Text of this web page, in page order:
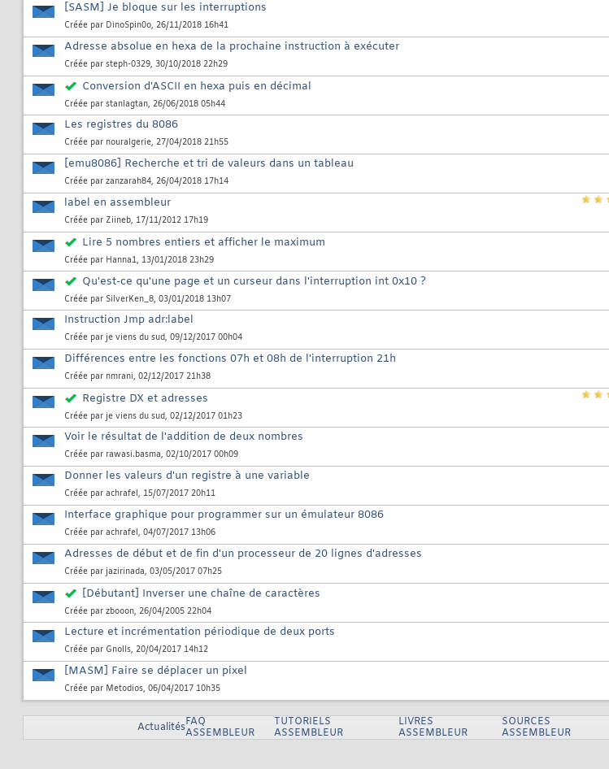
[SASM] Je bloque sur les interruptions
Créée par DinoSpin0o, 26/11/2018 16h41
Adresse absolue en hexa de la prochaine instruction à exécuter
Créée par steph-0329, 30/10/2018 22h29
Conversion d'ASCII en hexa puis en décimal
Créée par stanlagtan, 26/06/2018 05h44
Les registres du 8086
Créée par nouralgerie, 27/04/2018 21h55
[emu8086] Recherche et tri de valeurs dans un tableau
Créée par zanzarah84, 26/04/2018 17h14
label en assembleur
Créée par Ziineb, 17/11/2012 17h19
Lire 5 nombres entiers et afficher le maximum
Créée par Hanna1, 13/01/2018 23h29
Qu'est-ce qu'une page et un curseur dans l'interruption int 0x10 ?
Créée par SilverKen_8, 03/01/2018 13h07
Instruction Jmp adr:label
Créée par je viens du sud, 09/12/2017 00h04
Différences entre les fonctions 07h et 08h de l'interruption 21h
Créée par nmrani, 02/12/2017 21h38
Registre DX et adresses
Créée par je viens du sud, 02/12/2017 01h23
Voir le résultat de l'addition de deux nombres
Créée par rawasi.basma, 02/10/2017 00h09
Donner les valeurs d'un registre à une variable
Créée par achrafel, 15/07/2017 20h11
Interface graphique pour programmer sur un émulateur 8086
Créée par achrafel, 04/07/2017 13h06
Adresses de début et de fin d'un processeur de 20 lignes d'adresses
Créée par jazirinada, 03/05/2017 07h25
[Débutant] Inverser une chaîne de caractères
Créée par zbooon, 26/04/2005 22h04
Lecture et incrémentation périodique de deux ports
Créée par Gnolls, 20/04/2017 14h12
[MASM] Faire se déplacer un pixel
Créée par Metodios, 06/04/2017 10h35
ActualitésFAQ
ASSEMBLEUR
TUTORIELS
ASSEMBLEUR
LIVRES
ASSEMBLEUR
SOURCES
ASSEMBLEUR